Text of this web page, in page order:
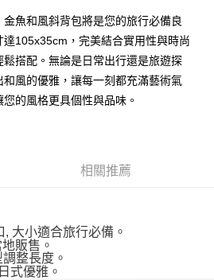
遠東國際商業銀行
永豐商業銀行
中國信託商業銀行
以上)免運費
魚和風斜背包將是您的旅行必備良
105x35cm，完美結合實用性與時尚
搭配。無論是日常出行還是旅遊探
風的優雅，讓每一刻都充滿藝術氣
的風格更具個性與品味。
相關推薦
大小適合旅行必備。
販售。
整長度。
式優雅。